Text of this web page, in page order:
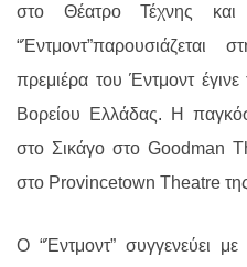
στο Θέατρο Τέχνης
πρεμιέρα του Έντμοντ
Βορείου Ελλάδας. Η
στο Σικάγο στο Goodman
στο Provincetown Theatre
Ο “Έντμοντ” συγγενεύει